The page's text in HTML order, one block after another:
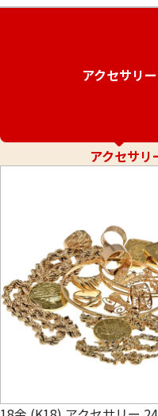
アクセサリー
アクセサリ